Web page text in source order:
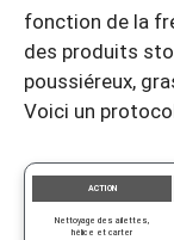
fonction de la
des produits
poussiéreux,
Voici un
ACTION
Nettoyage des ailettes,
hélice et carter